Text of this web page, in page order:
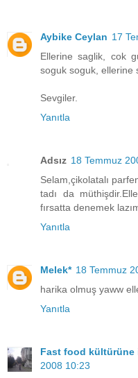
Aybike Ceylan 17
Ellerine saglik, cok
soguk soguk, ellerine
Sevgiler.
Yanıtla
Adsız 18 Temmuz
Selam,çikolatalı
tadı da
fırsatta denemek
Yanıtla
Melek* 18 Temmuz
harika olmuş yaww
Yanıtla
Fast food kültürüne
2008 10:23